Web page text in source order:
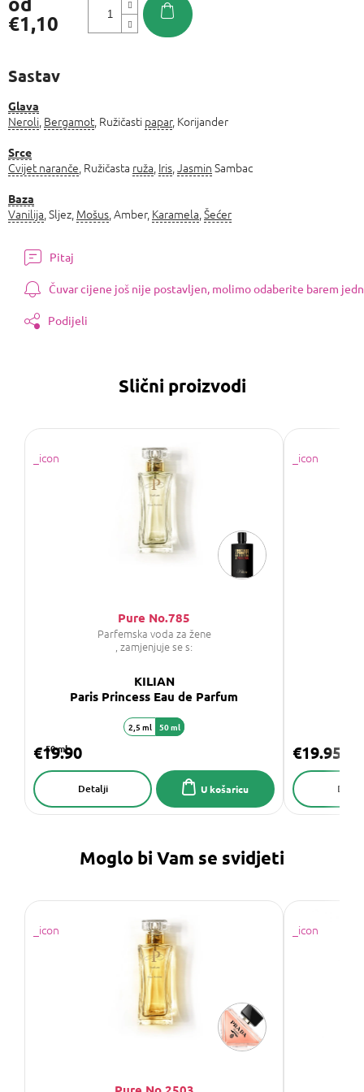
€1,10
Sastav
Glava
Neroli Bergamot , Ružičasti papar, Korijander
Srce
Cvijet naranče , Ružičasta ruža Iris Jasmin Sambac
Baza
Vanilija , Sljez, Mošus , Amber, Karamela Šećer
Pitaj
Čuvar cijene još nije postavljen, molimo odaberite barem
Podijeli
Slični proizvodi
Pure No.785
Parfemska voda za žene
, zamjenjuje se s:
KILIAN
Paris Princess Eau de Parfum
50 ml
€19.90
U košaricu
Detalji
2,5 ml 50 ml
€19.95
Moglo bi Vam se svidjeti